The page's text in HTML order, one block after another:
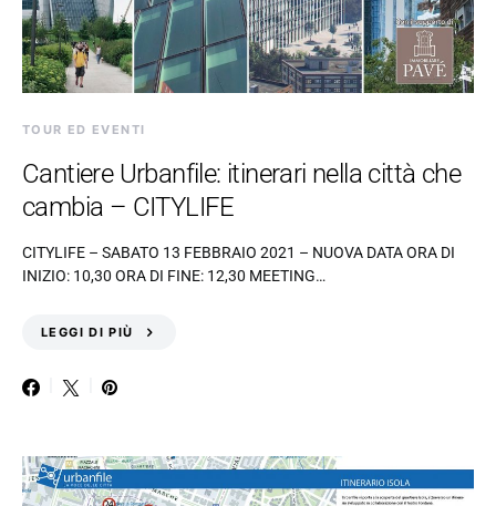
TOUR ED EVENTI
Cantiere Urbanfile: itinerari nella città che
cambia – CITYLIFE
CITYLIFE – SABATO 13 FEBBRAIO 2021 – NUOVA DATA ORA DI
INIZIO: 10,30 ORA DI FINE: 12,30 MEETING…
LEGGI DI PIÙ